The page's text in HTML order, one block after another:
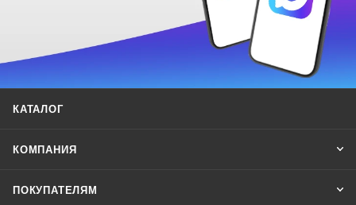
КАТАЛОГ
КОМПАНИЯ
ПОКУПАТЕЛЯМ